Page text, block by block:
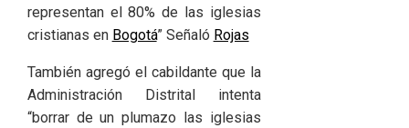
representan el 80% de las iglesias
cristianas en Bogotá” Señaló Rojas
También agregó el cabildante que la
Administración Distrital intenta
“borrar de un plumazo las iglesias